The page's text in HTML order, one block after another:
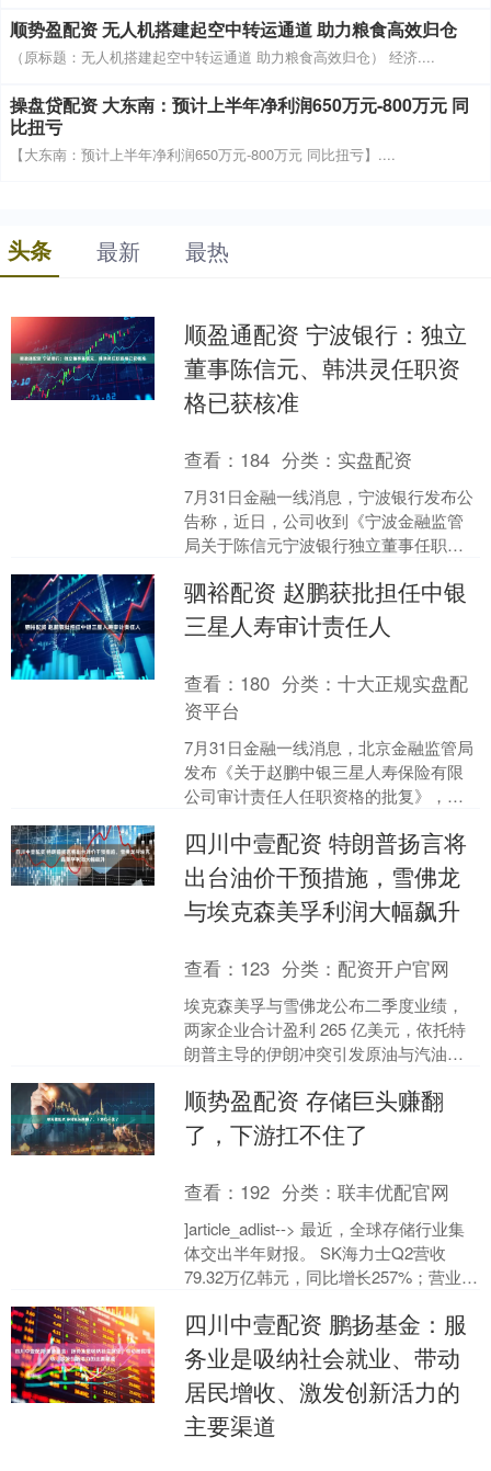
顺势盈配资 无人机搭建起空中转运通道 助力粮食高效归仓
（原标题：无人机搭建起空中转运通道 助力粮食高效归仓） 经济....
操盘贷配资 大东南：预计上半年净利润650万元-800万元 同
比扭亏
【大东南：预计上半年净利润650万元-800万元 同比扭亏】....
头条 最新 最热
顺盈通配资 宁波银行：独立
董事陈信元、韩洪灵任职资
格已获核准
查看： 184 分类： 实盘配资
7月31日金融一线消息，宁波银行发布公
告称，近日，公司收到《宁波金融监管
局关于陈信元宁波银行独立董事任职资
号）、《宁波金融....
驷裕配资 赵鹏获批担任中银
三星人寿审计责任人
查看： 180 分类：十大正规实盘配
资平台
7月31日金融一线消息，北京金融监管局
发布《关于赵鹏中银三星人寿保险有限
公司审计责任人任职资格的批复》，核
责任人的任职资格。 ....
四川中壹配资 特朗普扬言将
出台油价干预措施，雪佛龙
与埃克森美孚利润大幅飙升
查看： 123 分类：配资开户官网
埃克森美孚与雪佛龙公布二季度业绩，
两家企业合计盈利 265 亿美元，依托特
朗普主导的伊朗冲突引发原油与汽油价
上周五披露这笔意....
顺势盈配资 存储巨头赚翻
了，下游扛不住了
查看： 192 分类：联丰优配官网
]article_adlist--> 最近，全球存储行业集
体交出半年财报。 SK海力士Q2营收
79.32万亿韩元，同比增长257%；营业利
四川中壹配资 鹏扬基金：服
务业是吸纳社会就业、带动
居民增收、激发创新活力的
主要渠道